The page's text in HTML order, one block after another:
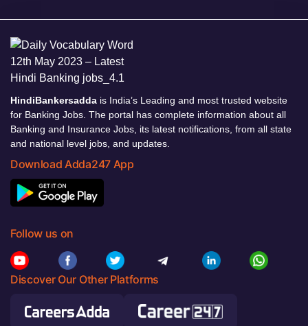
HindiBankersadda is India’s Leading and most trusted website
for Banking Jobs. The portal has complete information about all
Banking and Insurance Jobs, its latest notifications, from all state
and national level jobs, and updates.
Download Adda247 App
Follow us on
Discover Our Other Platforms